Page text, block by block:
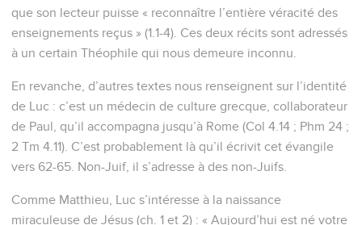
que son lecteur puisse « reconnaître l’entière véracité des
enseignements reçus » (1.1-4). Ces deux récits sont adressés
à un certain Théophile qui nous demeure inconnu.
En revanche, d’autres textes nous renseignent sur l’identité
de Luc : c’est un médecin de culture grecque, collaborateur
de Paul, qu’il accompagna jusqu’à Rome (Col 4.14 ; Phm 24 ;
2 Tm 4.11). C’est probablement là qu’il écrivit cet évangile
vers 62-65. Non-Juif, il s’adresse à des non-Juifs.
Comme Matthieu, Luc s’intéresse à la naissance
miraculeuse de Jésus (ch. 1 et 2) : « Aujourd’hui est né votre